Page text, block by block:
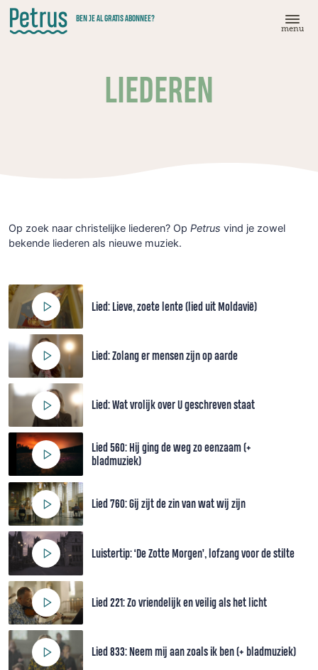
Doorgaan
naar
hoofdinhoud
BEN JE AL GRATIS ABONNEE?
menu
LIEDEREN
Op zoek naar christelijke liederen? Op Petrus vind je zowel
bekende liederen als nieuwe muziek.
Lied: Lieve, zoete lente (lied uit Moldavië)
Lied: Zolang er mensen zijn op aarde
Lied: Wat vrolijk over U geschreven staat
Lied 560: Hij ging de weg zo eenzaam (+
bladmuziek)
Lied 760: Gij zijt de zin van wat wij zijn
Luistertip: ‘De Zotte Morgen’, lofzang voor de stilte
Lied 221: Zo vriendelijk en veilig als het licht
Lied 833: Neem mij aan zoals ik ben (+ bladmuziek)